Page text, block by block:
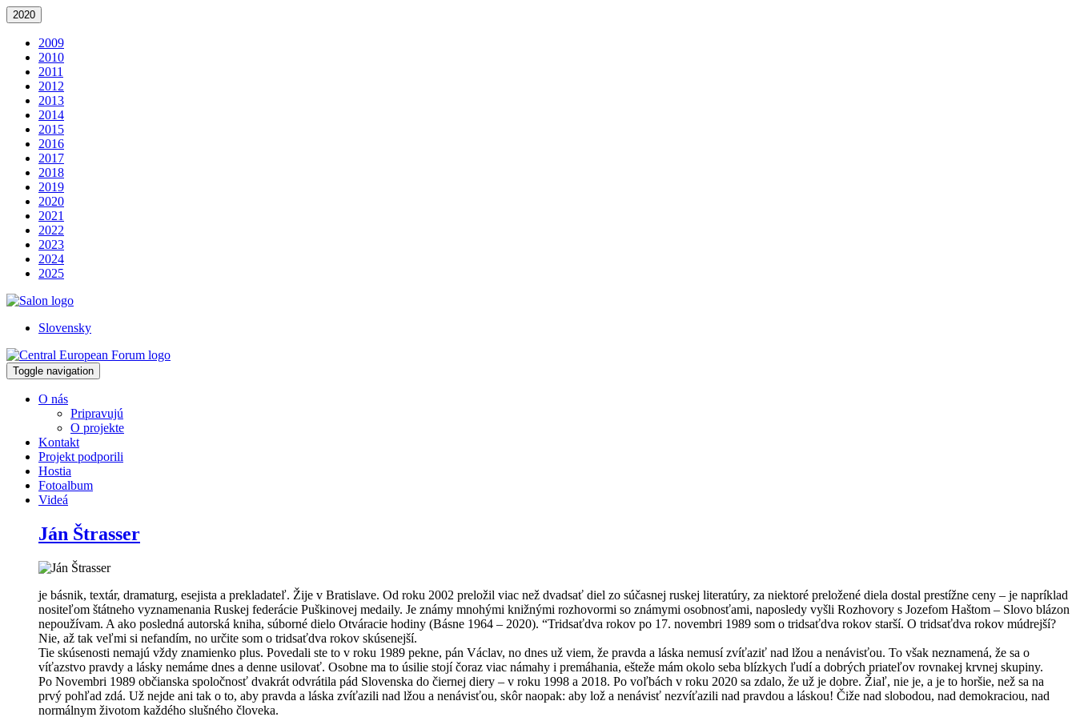
2020
2009
2010
2011
2012
2013
2014
2015
2016
2017
2018
2019
2020
2021
2022
2023
2024
2025
Slovensky
Toggle navigation
O nás
Pripravujú
O projekte
Kontakt
Projekt podporili
Hostia
Fotoalbum
Videá
Ján Štrasser
je básnik, textár, dramaturg, esejista a prekladateľ. Žije v Bratislave. Od roku 2002 preložil viac než dvadsať diel zo súčasnej ruskej literatúry, za niektoré preložené diela dostal prestížne ceny – je napríklad
nositeľom štátneho vyznamenania Ruskej federácie Puškinovej medaily. Je známy mnohými knižnými rozhovormi so známymi osobnosťami, naposledy vyšli Rozhovory s Jozefom Haštom – Slovo blázon
nepoužívam. A ako posledná autorská kniha, súborné dielo Otváracie hodiny (Básne 1964 – 2020). “Tridsaťdva rokov po 17. novembri 1989 som o tridsaťdva rokov starší. O tridsaťdva rokov múdrejší?
Nie, až tak veľmi si nefandím, no určite som o tridsaťdva rokov skúsenejší.
Tie skúsenosti nemajú vždy znamienko plus. Povedali ste to v roku 1989 pekne, pán Václav, no dnes už viem, že pravda a láska nemusí zvíťaziť nad lžou a nenávisťou. To však neznamená, že sa o
víťazstvo pravdy a lásky nemáme dnes a denne usilovať. Osobne ma to úsilie stojí čoraz viac námahy i premáhania, ešteže mám okolo seba blízkych ľudí a dobrých priateľov rovnakej krvnej skupiny.
Po Novembri 1989 občianska spoločnosť dvakrát odvrátila pád Slovenska do čiernej diery – v roku 1998 a 2018. Po voľbách v roku 2020 sa zdalo, že už je dobre. Žiaľ, nie je, a je to horšie, než sa na
prvý pohľad zdá. Už nejde ani tak o to, aby pravda a láska zvíťazili nad lžou a nenávisťou, skôr naopak: aby lož a nenávisť nezvíťazili nad pravdou a láskou! Čiže nad slobodou, nad demokraciou, nad
normálnym životom každého slušného človeka.